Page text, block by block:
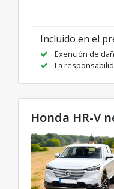
Incluido en el
Exención de
La
Honda HR-V